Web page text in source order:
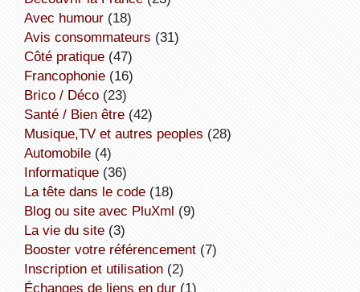
avec humour(18)
avis consommateurs (31)
côté pratique(47)
Francophonie(16)
Brico / Déco(23)
Santé / Bien être(42)
Musique,TV et autres peoples (28)
Automobile(4)
informatique(36)
la tête dans le code(18)
Blog ou site avec PluXml (9)
la vie du site(3)
booster votre référencement(7)
inscription et utilisation(2)
échanges de liens en dur(1)